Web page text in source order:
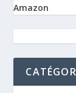
Amazon